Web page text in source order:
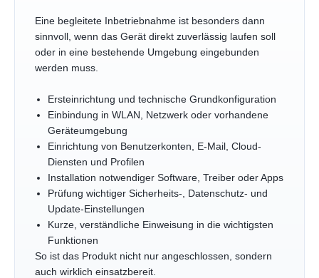
Eine begleitete Inbetriebnahme ist besonders dann
sinnvoll, wenn das Gerät direkt zuverlässig laufen soll
oder in eine bestehende Umgebung eingebunden
werden muss.
Ersteinrichtung und technische Grundkonfiguration
Einbindung in WLAN, Netzwerk oder vorhandene
Geräteumgebung
Einrichtung von Benutzerkonten, E-Mail, Cloud-
Diensten und Profilen
Installation notwendiger Software, Treiber oder Apps
Prüfung wichtiger Sicherheits-, Datenschutz- und
Update-Einstellungen
Kurze, verständliche Einweisung in die wichtigsten
Funktionen
So ist das Produkt nicht nur angeschlossen, sondern
auch wirklich einsatzbereit.